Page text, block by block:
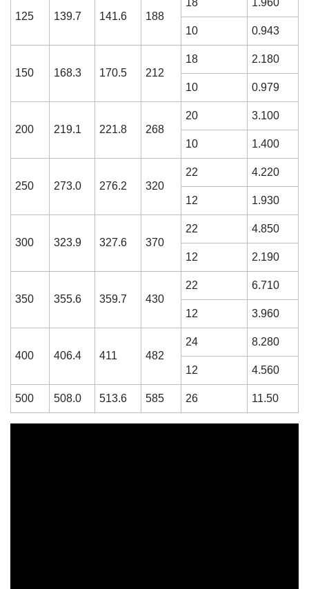
125 139.7 141.6 188
18 1.960
10 0.943
150 168.3 170.5 212
18 2.180
10 0.979
200 219.1 221.8 268
20 3.100
10 1.400
250 273.0 276.2 320
22 4.220
12 1.930
300 323.9 327.6 370
22 4.850
12 2.190
350 355.6 359.7 430
22 6.710
12 3.960
400 406.4 411 482
24 8.280
12 4.560
500 508.0 513.6 585 26 11.50